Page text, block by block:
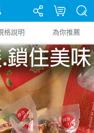
格說明 為你推薦